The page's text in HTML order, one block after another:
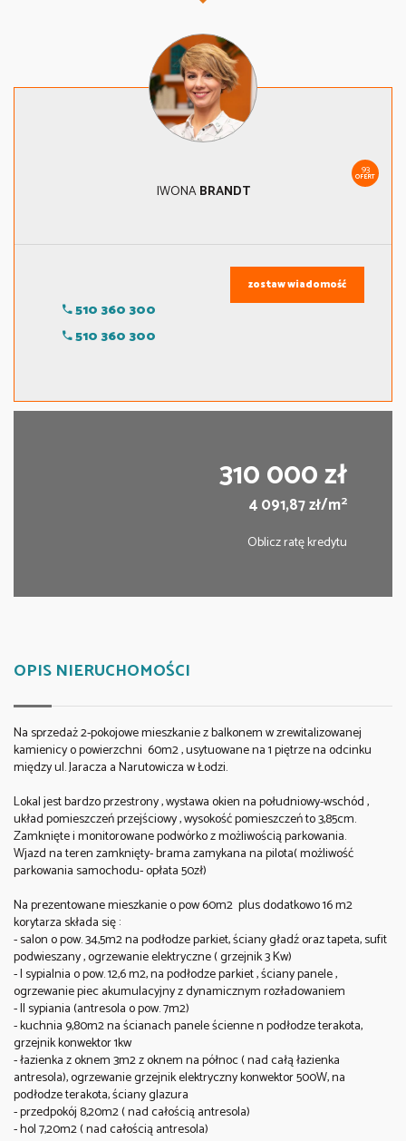
93
OFERT
IWONABRANDT
510 360 300
510 360 300
zostaw wiadomość
310 000 zł
4 091,87 zł/m2
Oblicz ratę kredytu
OPIS NIERUCHOMOŚCI
Na sprzedaż 2-pokojowe mieszkanie z balkonem w zrewitalizowanej
kamienicy o powierzchni 60m2 , usytuowane na 1 piętrze na odcinku
między ul. Jaracza a Narutowicza wŁodzi.
Lokal jest bardzo przestrony , wystawa okien na południowy-wschód ,
układ pomieszczeń przejściowy , wysokość pomieszczeń to 3,85cm.
Zamknięte i monitorowane podwórko z możliwością parkowania.
Wjazd na teren zamknięty- brama zamykana na pilota( możliwość
parkowania samochodu- opłata 50zł)
Na prezentowane mieszkanie o pow 60m2 plus dodatkowo 16 m2
korytarza składa się :
- salon o pow. 34,5m2 na podłodze parkiet, ściany gładź oraz tapeta, sufit
podwieszany , ogrzewanie elektryczne ( grzejnik 3 Kw)
- I sypialnia o pow. 12,6 m2, na podłodze parkiet , ściany panele ,
ogrzewanie piec akumulacyjny z dynamicznym rozładowaniem
- II sypiania (antresola o pow. 7m2)
- kuchnia 9,80m2 na ścianach panele ścienne n podłodze terakota,
grzejnik konwektor 1kw
- łazienka z oknem 3m2 z oknem na północ ( nad całą łazienka
antresola), ogrzewanie grzejnik elektryczny konwektor 500W, na
podłodze terakota, ściany glazura
- przedpokój 8,20m2 ( nad całością antresola)
- hol 7,20m2 ( nad całością antresola)